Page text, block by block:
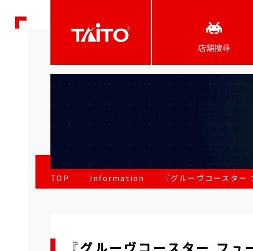
店舖搜尋
TOP Information 『グルーヴコースター